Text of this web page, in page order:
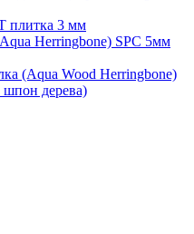
плитка 3 мм
Herringbone) SPC 5мм
(Aqua Wood Herringbone)
шпон дерева)